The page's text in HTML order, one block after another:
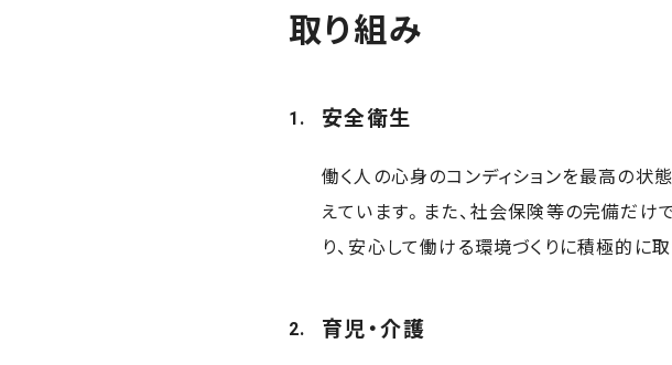
取り組み
安全衛生
働く人の心身のコンディションを最高の状
えています。また、社会保険等の完備だ
り、安心して働ける環境づくりに積極的に取
育児・介護